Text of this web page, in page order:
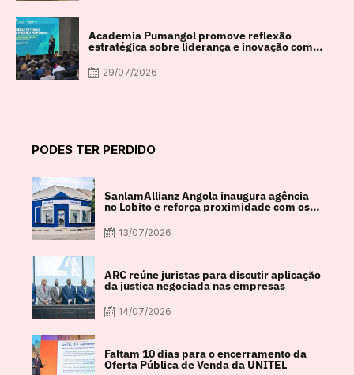
Academia Pumangol promove reflexão
estratégica sobre liderança e inovação com
especialista internacional Nadim Habib
29/07/2026
PODES TER PERDIDO
SanlamAllianz Angola inaugura agência
no Lobito e reforça proximidade com os
13/07/2026
ARC reúne juristas para discutir aplicação
da justiça negociada nas empresas
14/07/2026
Faltam 10 dias para o encerramento da
Oferta Pública de Venda da UNITEL